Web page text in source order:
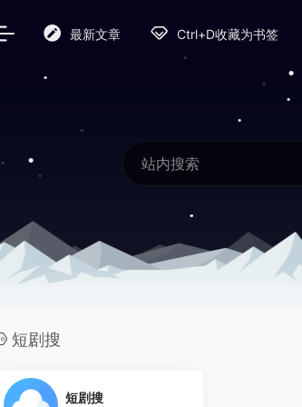
最新文章 Ctrl+D收藏为书签
短剧搜
短剧搜